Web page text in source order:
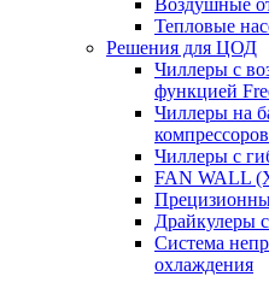
Воздушные
Тепловые
Решения для ЦОД
Чиллеры с
функцией
Чиллеры на
Чиллеры с
FAN WALL
Драйкулеры
Система
охлаждения